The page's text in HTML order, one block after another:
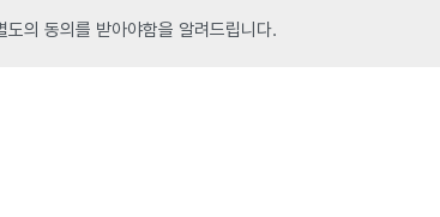
의 동의를 받아야함을 알려드립니다.